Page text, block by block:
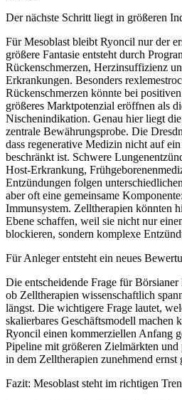
Der nächste Schritt liegt in größeren
Für Mesoblast bleibt Ryoncil nur der
größere Fantasie entsteht durch
Rückenschmerzen, Herzinsuffizienz
Erkrankungen. Besonders
Rückenschmerzen könnte bei
größeres Marktpotenzial eröffnen als
Nischenindikation. Genau hier liegt
zentrale Bewährungsprobe. Die
dass regenerative Medizin nicht auf
beschränkt ist. Schwere
Host-Erkrankung,
Entzündungen folgen
aber oft eine gemeinsame
Immunsystem. Zelltherapien könnten
Ebene schaffen, weil sie nicht nur
blockieren, sondern komplexe
Für Anleger entsteht ein neues
Die entscheidende Frage für
ob Zelltherapien wissenschaftlich
längst. Die wichtigere Frage lautet,
skalierbares Geschäftsmodell machen
Ryoncil einen kommerziellen Anfang
Pipeline mit größeren Zielmärkten
in dem Zelltherapien zunehmend ernst
Fazit: Mesoblast steht im richtigen